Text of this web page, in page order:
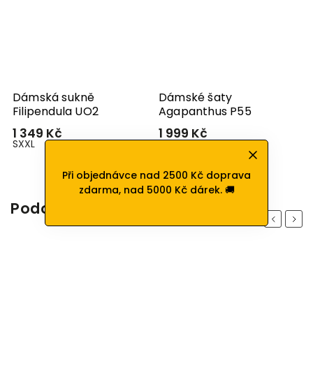
Při objednávce nad 2500 Kč doprava
zdarma, nad 5000 Kč dárek. 🚚
Dámská sukně
Filipendula UO2
1 349 Kč
SXXL
Dámské šaty
Agapanthus P55
1 999 Kč
XXL
Podobné produkty Previous
Next